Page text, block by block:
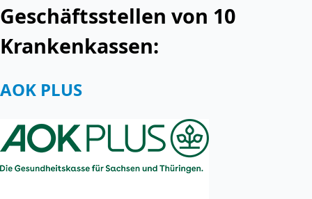
Geschäftsstellen von 10
Krankenkassen:
AOK PLUS